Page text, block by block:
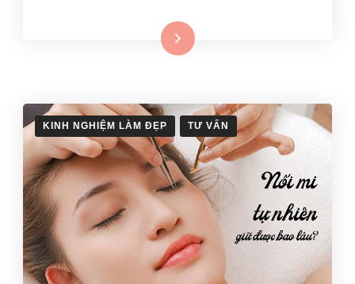
Xem thêm
KINH NGHIỆM LÀM ĐẸP TƯ VẤN